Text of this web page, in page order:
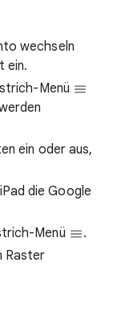
wechseln
ein.
Menü
ein oder aus,
die Google
Menü
.
Raster